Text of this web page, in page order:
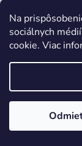
Na
sociálnych
cookie. Viac